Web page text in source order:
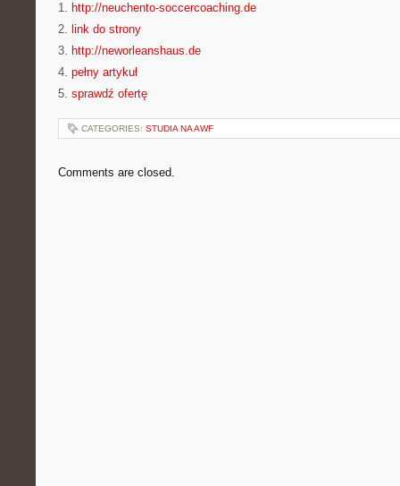
1. http://neuchento-soccercoaching.de
2. link do strony
3. http://neworleanshaus.de
4. pełny artykuł
5. sprawdź ofertę
CATEGORIES: STUDIA NA AWF
Comments are closed.